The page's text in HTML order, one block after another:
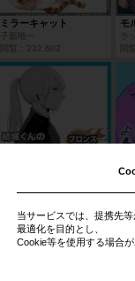
ミラーキャット
子新唯一
閲覧： 232,602
ラ
閲
閲覧： 213,302
閲
当サービスでは、提携先
最適化を目的とし、
Cookie等を使用する場合が